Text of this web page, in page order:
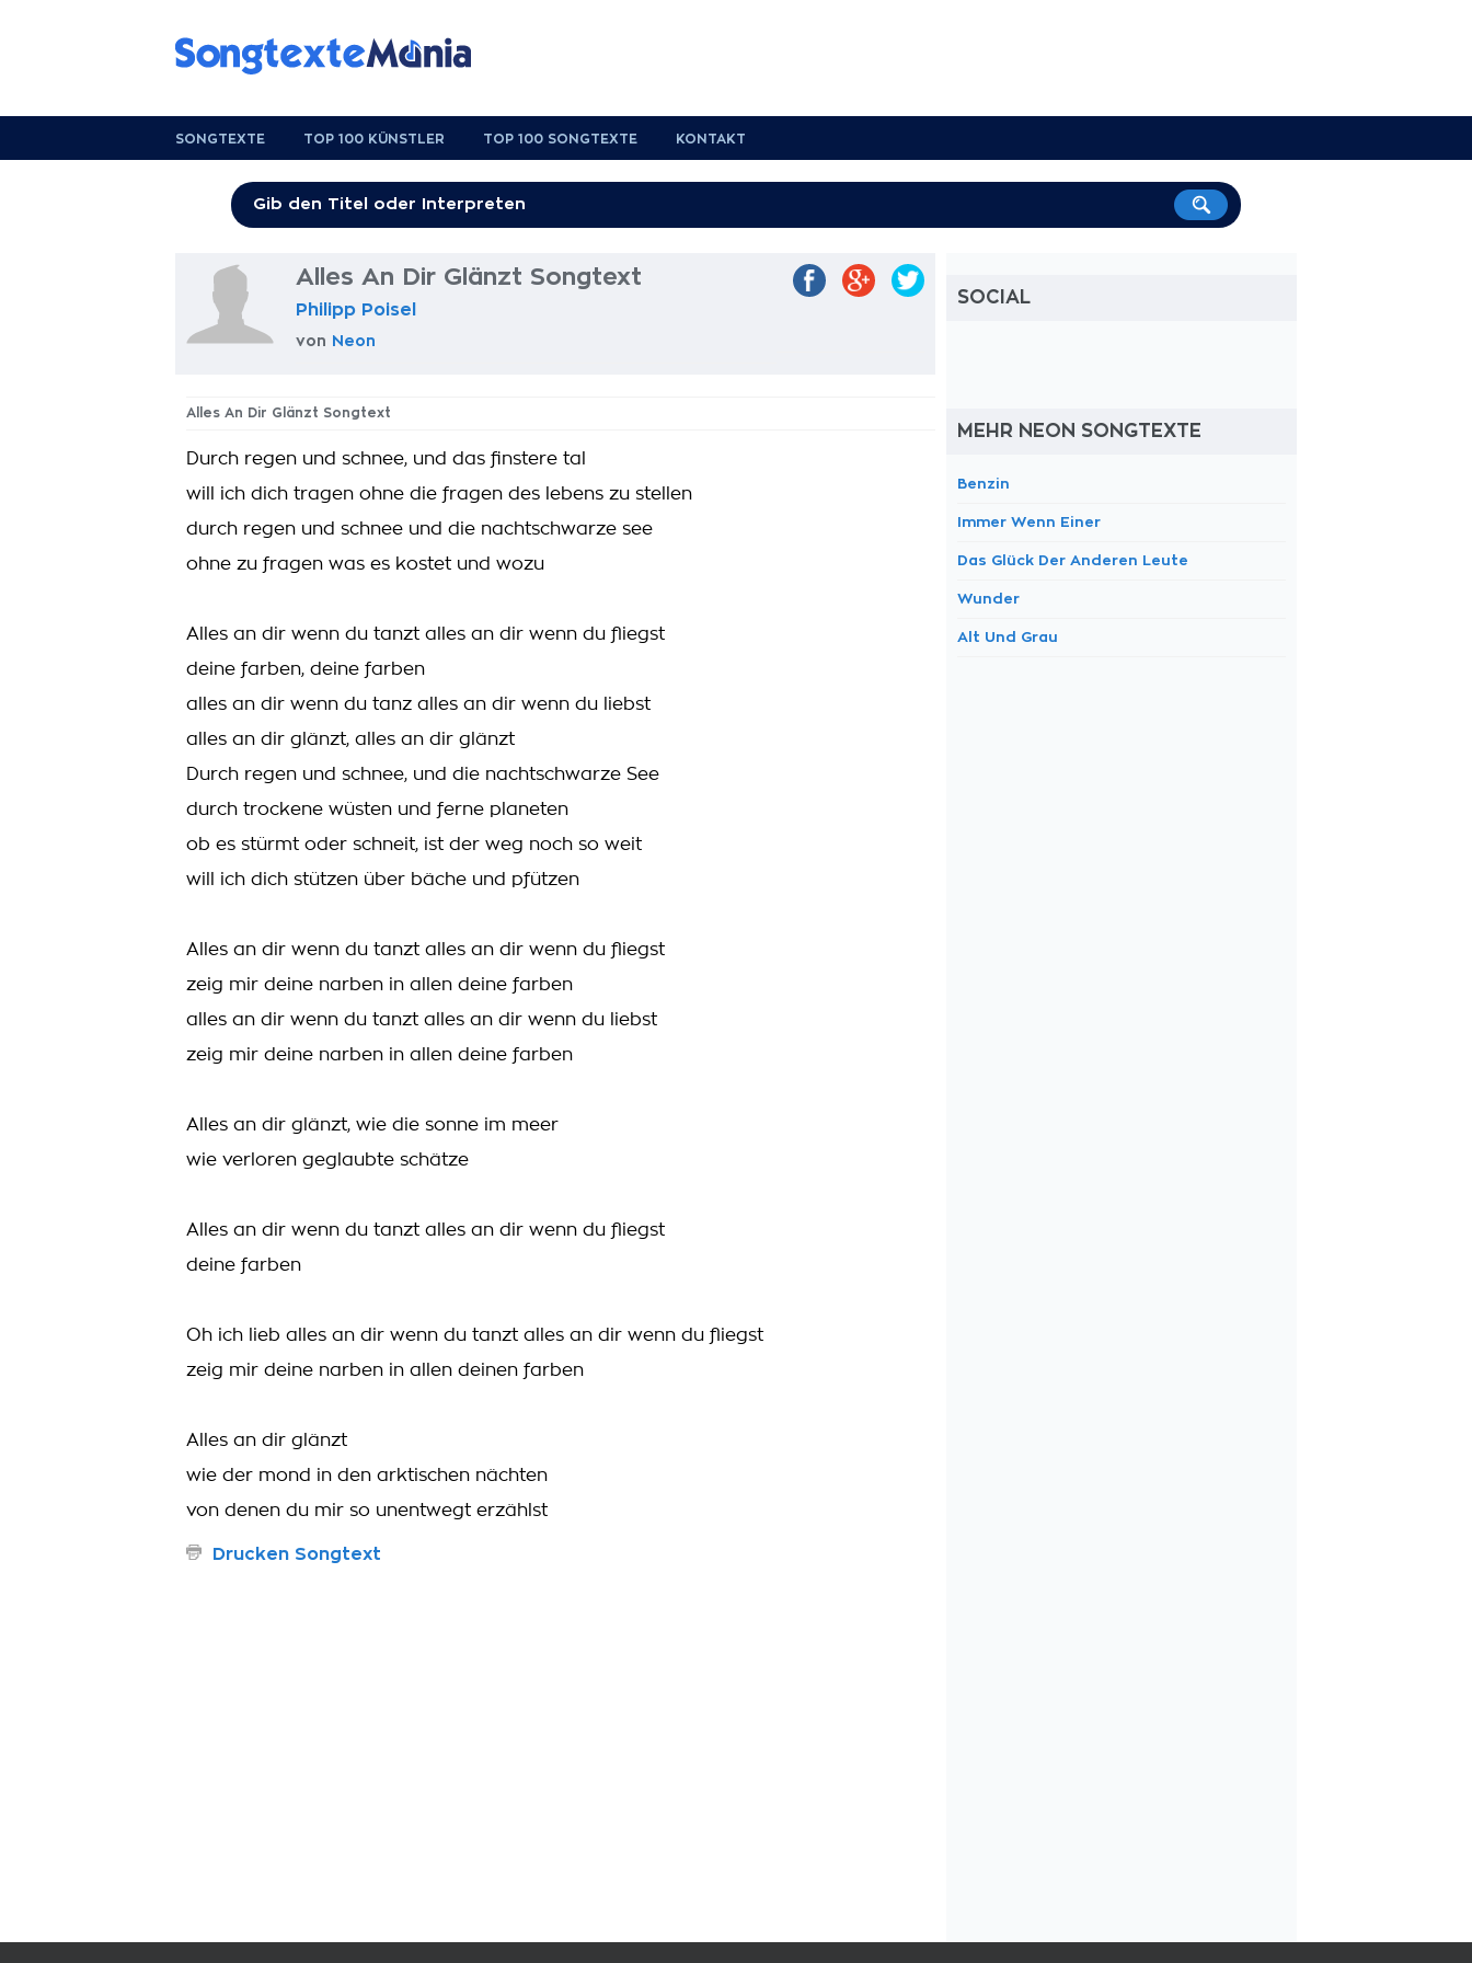
SONGTEXTE TOP 100 KÜNSTLER TOP 100 SONGTEXTE KONTAKT
Alles An Dir Glänzt Songtext
Philipp Poisel
von Neon
Alles An Dir Glänzt Songtext
Durch regen und schnee, und das finstere tal
will ich dich tragen ohne die fragen des lebens zu stellen
durch regen und schnee und die nachtschwarze see
ohne zu fragen was es kostet und wozu
Alles an dir wenn du tanzt alles an dir wenn du fliegst
deine farben, deine farben
alles an dir wenn du tanz alles an dir wenn du liebst
alles an dir glänzt, alles an dir glänzt
Durch regen und schnee, und die nachtschwarze See
durch trockene wüsten und ferne planeten
ob es stürmt oder schneit, ist der weg noch so weit
will ich dich stützen über bäche und pfützen
Alles an dir wenn du tanzt alles an dir wenn du fliegst
zeig mir deine narben in allen deine farben
alles an dir wenn du tanzt alles an dir wenn du liebst
zeig mir deine narben in allen deine farben
Alles an dir glänzt, wie die sonne im meer
wie verloren geglaubte schätze
Alles an dir wenn du tanzt alles an dir wenn du fliegst
deine farben
Oh ich lieb alles an dir wenn du tanzt alles an dir wenn du fliegst
zeig mir deine narben in allen deinen farben
Alles an dir glänzt
wie der mond in den arktischen nächten
von denen du mir so unentwegt erzählst
Drucken Songtext
SOCIAL
MEHR NEON SONGTEXTE
Benzin
Immer Wenn Einer
Das Glück Der Anderen Leute
Wunder
Alt Und Grau